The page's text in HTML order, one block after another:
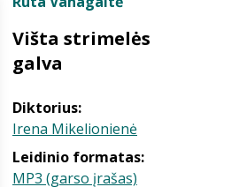
Višta strimelės
galva
Diktorius:
Irena Mikelionienė
Leidinio formatas:
MP3 (garso įrašas)